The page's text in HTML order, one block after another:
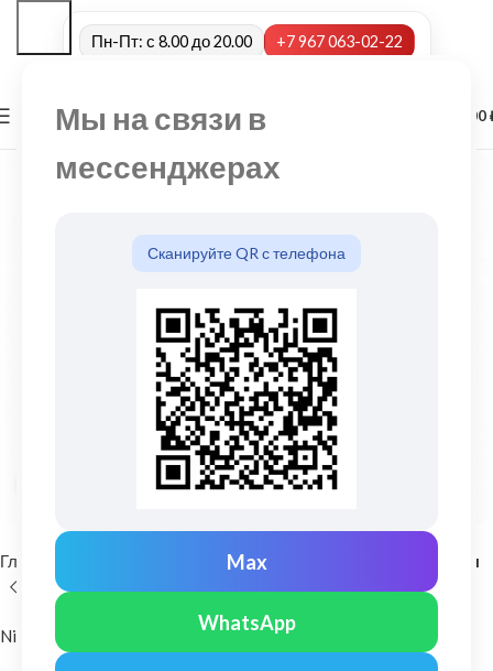
Мы на связи в
мессенджерах
Сканируйте QR с телефона
Max
WhatsApp
Пн-Пт: с 8.00 до 20.00 +7 967 063-02-22
МЕНЮ 0,00
Нажмите, чтобы увеличить
Главная Комплектующие для кровли Самоклеющиеся ленты
Nicoband